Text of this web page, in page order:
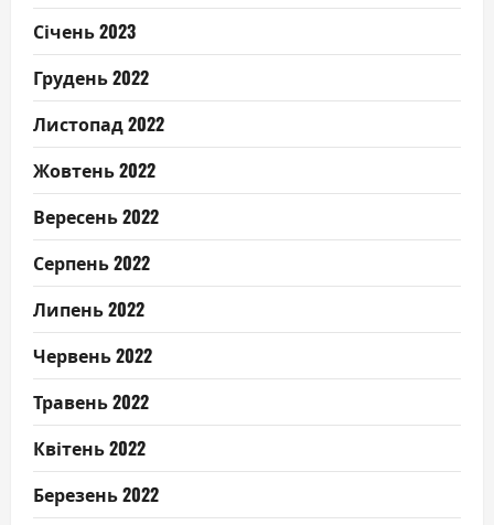
Січень 2023
Грудень 2022
Листопад 2022
Жовтень 2022
Вересень 2022
Серпень 2022
Липень 2022
Червень 2022
Травень 2022
Квітень 2022
Березень 2022